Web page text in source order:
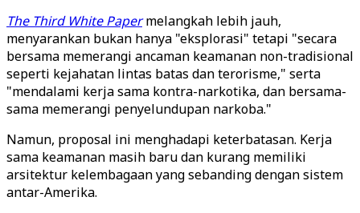
The Third White Papermelangkah lebih jauh,
menyarankan bukan hanya "eksplorasi" tetapi "secara
bersama memerangi ancaman keamanan non-tradisional
seperti kejahatan lintas batas dan terorisme," serta
"mendalami kerja sama kontra-narkotika, dan bersama-
sama memerangi penyelundupan narkoba."
Namun, proposal ini menghadapi keterbatasan. Kerja
sama keamanan masih baru dan kurang memiliki
arsitektur kelembagaan yang sebanding dengan sistem
antar-Amerika.